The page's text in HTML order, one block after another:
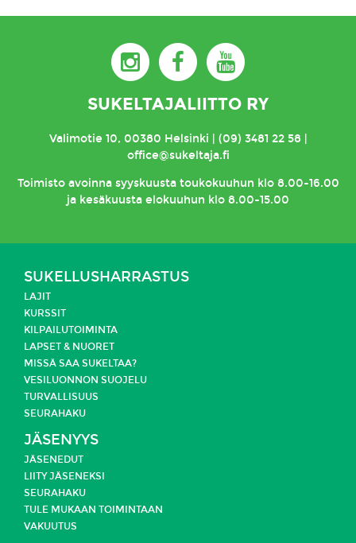
SUKELTAJALIITTO RY
Valimotie 10, 00380 Helsinki | (09) 3481 22 58 |
office@sukeltaja.fi
Toimistoavoinna syyskuusta toukokuuhun klo 8.00-16.00
ja kesäkuusta elokuuhun klo 8.00-15.00
SUKELLUSHARRASTUS
LAJIT
KURSSIT
KILPAILUTOIMINTA
LAPSET & NUORET
MISSÄ SAA SUKELTAA?
VESILUONNON SUOJELU
TURVALLISUUS
SEURAHAKU
JÄSENYYS
JÄSENEDUT
LIITY JÄSENEKSI
SEURAHAKU
TULE MUKAAN TOIMINTAAN
VAKUUTUS